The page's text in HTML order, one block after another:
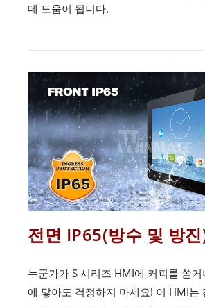
데 도움이 됩니다.
전면 IP65(방수 및 방
누군가가 S 시리즈 HMI에 커피를 쏟
에 닿아도 걱정하지 마세요! 이 HMI는